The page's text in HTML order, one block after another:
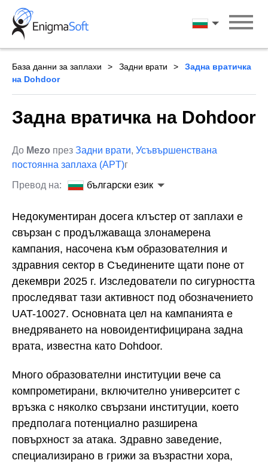
Skip
content
български
База данни за заплахи Задни врати
Задна вратичка
на Dohdoor
Задна вратичка на Dohdoor
До Mezo през Задни врати, Усъвършенствана
постоянна заплаха (APT)г
Превод на:
български език
Недокументиран досега клъстер от заплахи е
свързан с продължаваща злонамерена
кампания, насочена към образователния и
здравния сектор в Съединените щати поне от
декември 2025 г. Изследователи по сигурността
проследяват тази активност под обозначението
UAT-10027. Основната цел на кампанията е
внедряването на новоидентифицирана задна
врата, известна като Dohdoor.
Много образователни институции вече са
компрометирани, включително университет с
връзка с няколко свързани институции, което
предполага потенциално разширена
повърхност за атака. Здравно заведение,
специализирано в грижи за възрастни хора,